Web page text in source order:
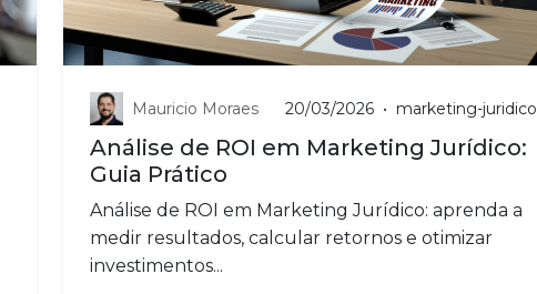
Mauricio Moraes 20/03/2026 • marketing-juridico
Análise de ROI em Marketing Jurídico:
Guia Prático
Análise de ROI em Marketing Jurídico: aprenda a
medir resultados, calcular retornos e otimizar
investimentos...